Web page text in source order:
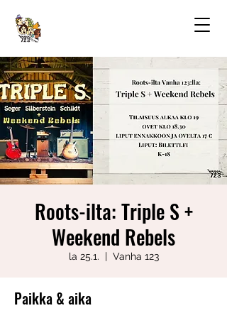
Roots-ilta: Triple S +
Weekend Rebels
la 25.1.
  |
Vanha 123
Paikka & aika